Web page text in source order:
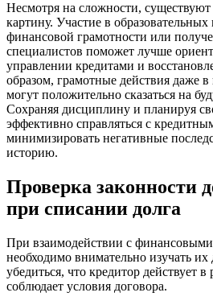
Несмотря на сложности,
картину. Участие в
финансовой грамотности или
специалистов поможет лучше
управлении кредитами и
образом, грамотные действия даже
могут положительно сказаться на
Сохраняя дисциплину и планируя
эффективно справляться с
минимизировать негативные
историю.
Проверка законности
при списании долга
При взаимодействии с
необходимо внимательно изучать
убедиться, что кредитор действует в
соблюдает условия договора.